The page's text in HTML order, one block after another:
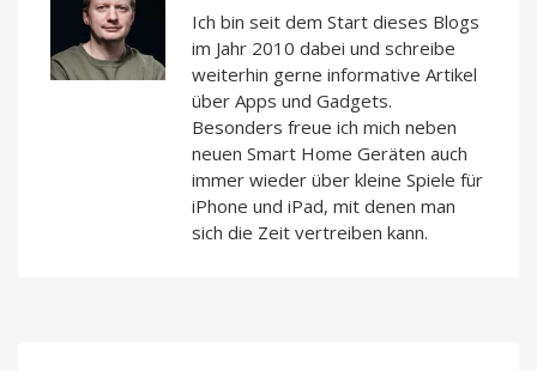
Ich bin seit dem Start dieses Blogs
im Jahr 2010 dabei und schreibe
weiterhin gerne informative Artikel
über Apps und Gadgets.
Besonders freue ich mich neben
neuen Smart Home Geräten auch
immer wieder über kleine Spiele für
iPhone und iPad, mit denen man
sich die Zeit vertreiben kann.